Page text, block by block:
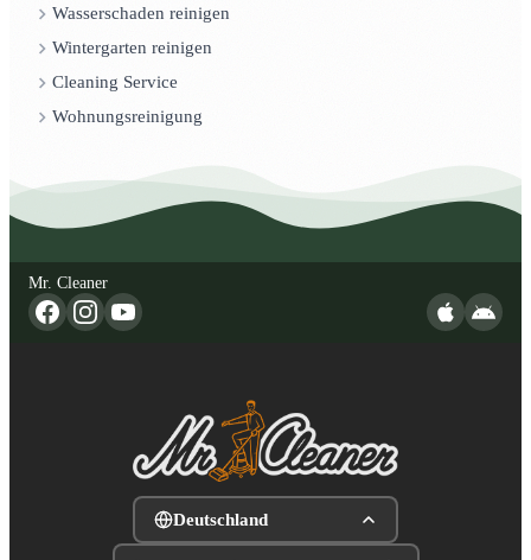
Wasserschaden reinigen
Wintergarten reinigen
Cleaning Service
Wohnungsreinigung
Mr. Cleaner
Deutschland